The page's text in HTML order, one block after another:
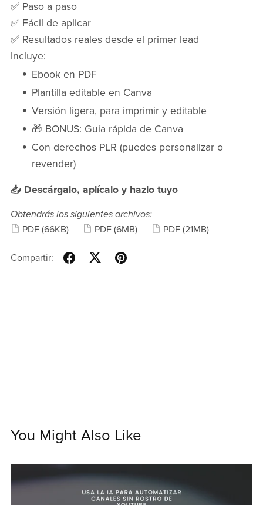
✅ Paso a paso
✅ Fácil de aplicar
✅ Resultados reales desde el primer lead
Incluye:
Ebook en PDF
Plantilla editable en Canva
Versión ligera, para imprimir y editable
🎁 BONUS: Guía rápida de Canva
Con derechos PLR (puedes personalizar o
revender)
📥 Descárgalo, aplícalo y hazlo tuyo
Obtendrás los siguientes archivos:
PDF (66KB) PDF (6MB) PDF (21MB)
Compartir:
You Might Also Like